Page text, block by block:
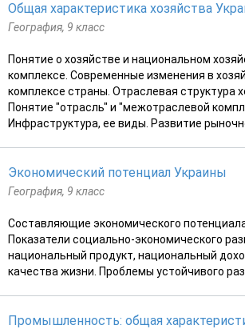
Общая характеристика хозяйства
География, 9 класс
Понятие о хозяйстве и национальном
комплексе. Современные изменения в
комплексе страны. Отраслевая структура
Понятие "отрасль" и "межотраслевой
Инфраструктура, ее виды. Развитие
Экономический потенциал Украины
География, 9 класс
Составляющие экономического
Показатели социально-экономического
национальный продукт, национальный
качества жизни. Проблемы устойчивого
Промышленность: общая